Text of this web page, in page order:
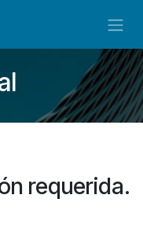
requerida.